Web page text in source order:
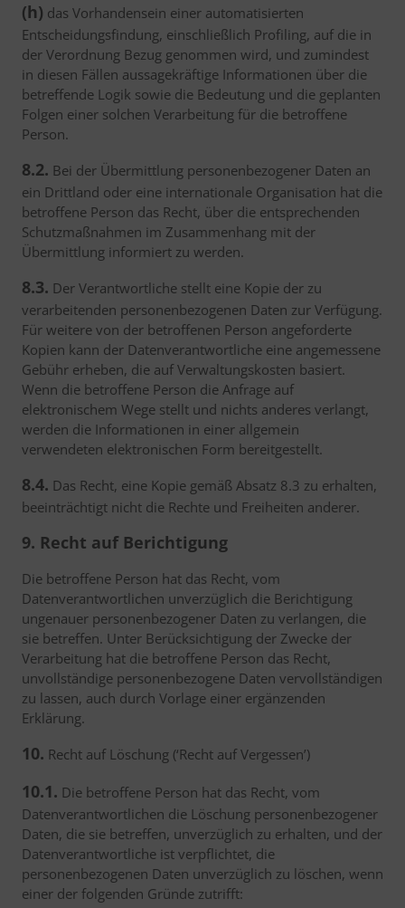
(h) das Vorhandensein einer automatisierten
Entscheidungsfindung, einschließlich Profiling, auf die in
der Verordnung Bezug genommen wird, und zumindest
in diesen Fällen aussagekräftige Informationen über die
betreffende Logik sowie die Bedeutung und die geplanten
Folgen einer solchen Verarbeitung für die betroffene
Person.
8.2. Bei der Übermittlung personenbezogener Daten an
ein Drittland oder eine internationale Organisation hat die
betroffene Person das Recht, über die entsprechenden
Schutzmaßnahmen im Zusammenhang mit der
Übermittlung informiert zu werden.
8.3. Der Verantwortliche stellt eine Kopie der zu
verarbeitenden personenbezogenen Daten zur Verfügung.
Für weitere von der betroffenen Person angeforderte
Kopien kann der Datenverantwortliche eine angemessene
Gebühr erheben, die auf Verwaltungskosten basiert.
Wenn die betroffene Person die Anfrage auf
elektronischem Wege stellt und nichts anderes verlangt,
werden die Informationen in einer allgemein
verwendeten elektronischen Form bereitgestellt.
8.4. Das Recht, eine Kopie gemäß Absatz 8.3 zu erhalten,
beeinträchtigt nicht die Rechte und Freiheiten anderer.
9. Recht auf Berichtigung
Die betroffene Person hat das Recht, vom
Datenverantwortlichen unverzüglich die Berichtigung
ungenauer personenbezogener Daten zu verlangen, die
sie betreffen. Unter Berücksichtigung der Zwecke der
Verarbeitung hat die betroffene Person das Recht,
unvollständige personenbezogene Daten vervollständigen
zu lassen, auch durch Vorlage einer ergänzenden
Erklärung.
10. Recht auf Löschung (‘Recht auf Vergessen’)
10.1. Die betroffene Person hat das Recht, vom
Datenverantwortlichen die Löschung personenbezogener
Daten, die sie betreffen, unverzüglich zu erhalten, und der
Datenverantwortliche ist verpflichtet, die
personenbezogenen Daten unverzüglich zu löschen, wenn
einer der folgenden Gründe zutrifft: